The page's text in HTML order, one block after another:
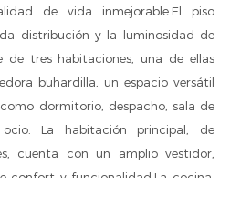
de vida inmejorable.El piso
distribución y la luminosidad de
de tres habitaciones, una de ellas
buhardilla, un espacio versátil
dormitorio, despacho, sala de
La habitación principal, de
cuenta con un amplio vestidor,
confort y funcionalidad.La cocina,